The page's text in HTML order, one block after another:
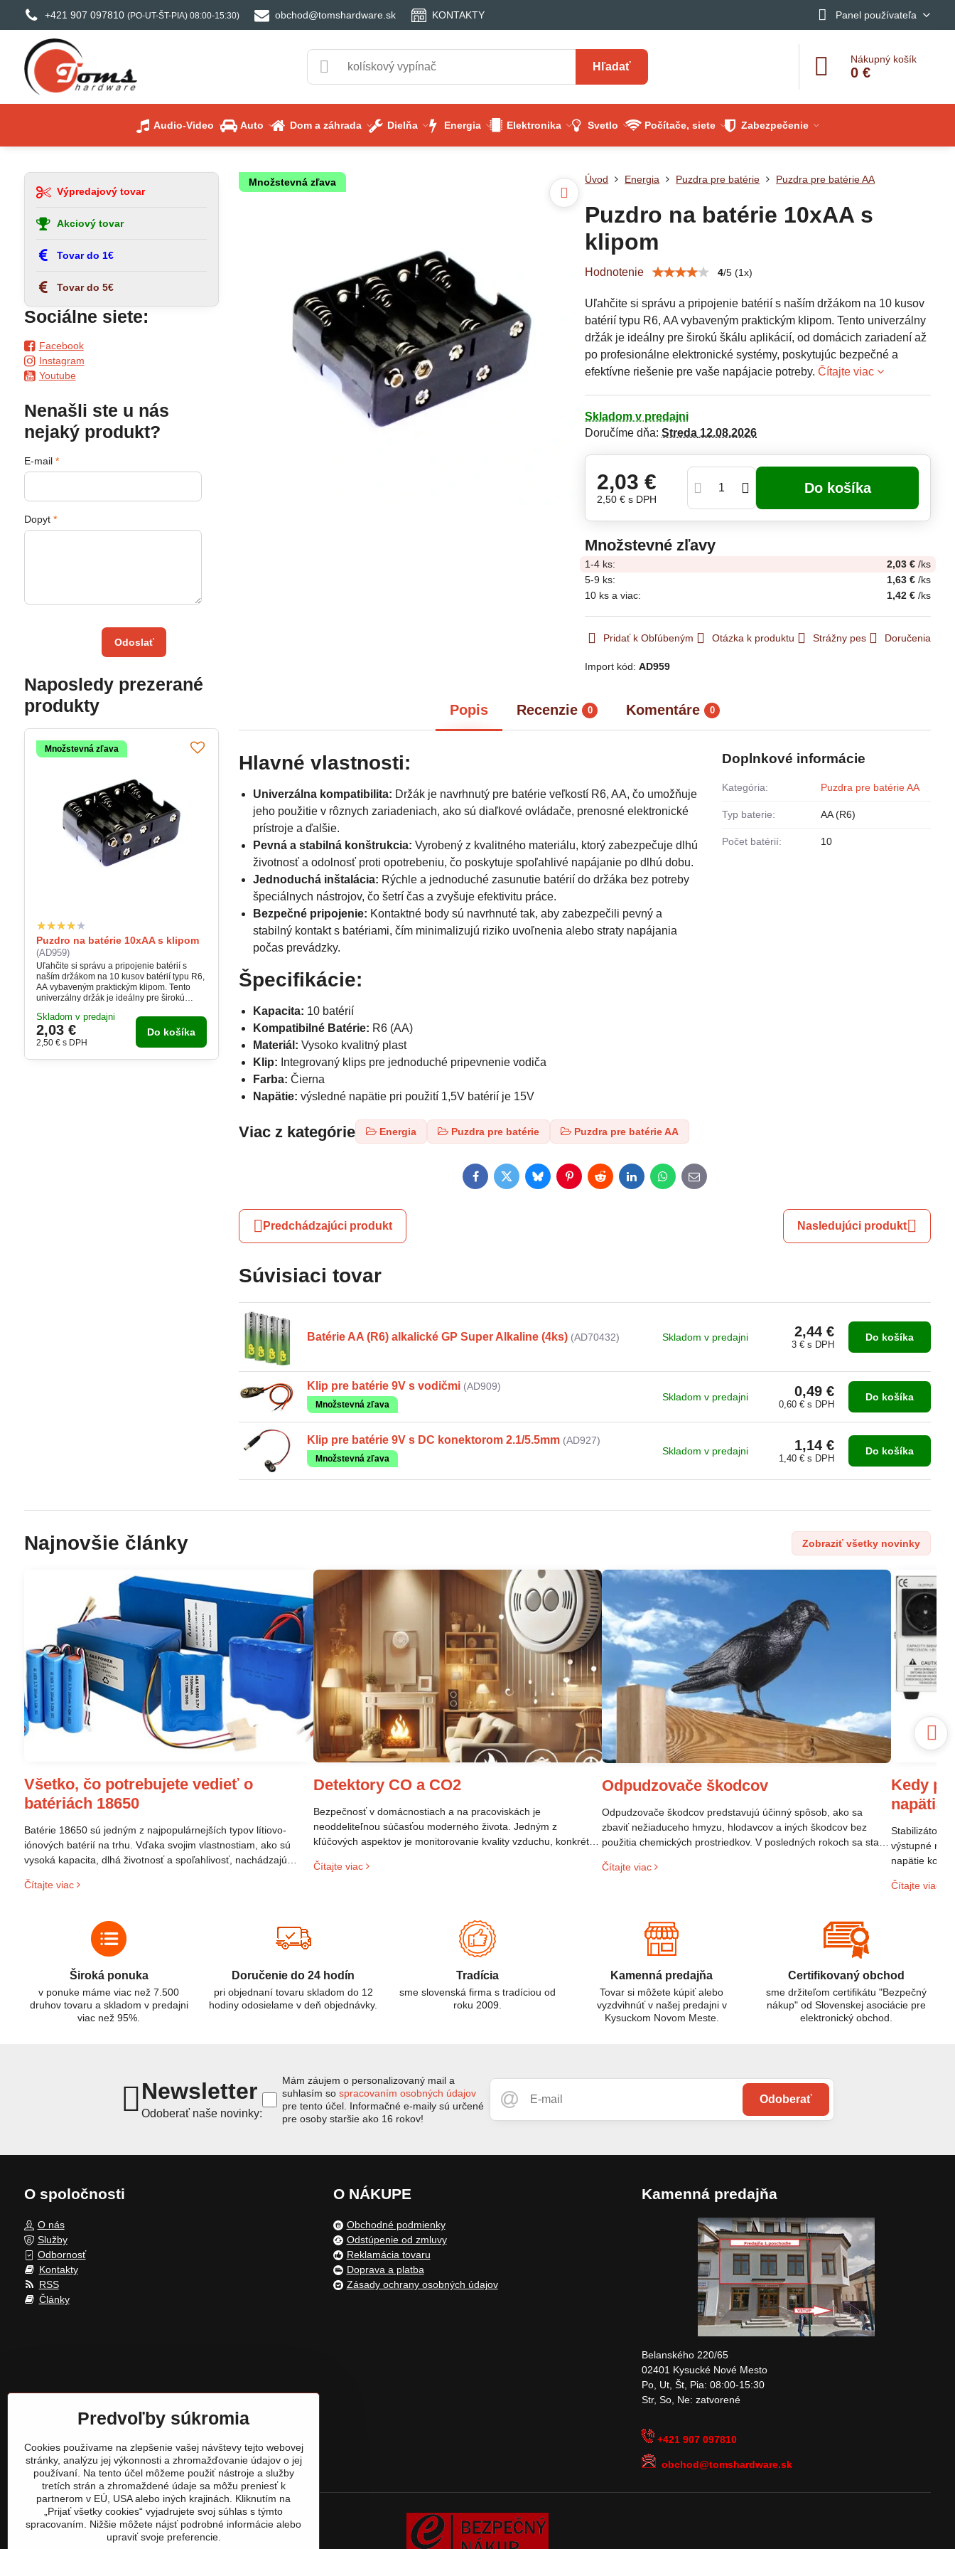
+421 907 097810 (PO-UT-ŠT-PIA) 08:00-15:30) obchod@tomshardware.sk KONTAKTY Panel používateľa
Hľadať
Nákupný košík
0 €
Audio-Video Auto Dom a záhrada Dielňa Energia Elektronika Svetlo Počítače, siete Zabezpečenie
Množstevná zľava Úvod Energia Puzdra pre batérie Puzdra pre batérie AA
Puzdro na batérie 10xAA s
klipom
Hodnotenie 4/5 (1x)
Uľahčite si správu a pripojenie batérií s naším držákom na 10 kusov
batérií typu R6, AA vybaveným praktickým klipom. Tento univerzálny
držák je ideálny pre širokú škálu aplikácií, od domácich zariadení až
po profesionálne elektronické systémy, poskytujúc bezpečné a
efektívne riešenie pre vaše napájacie potreby.Čítajte viac
Skladom v predajni
Doručíme dňa:Streda 12.08.2026
2,03 €
2,50 €s DPH
Do košíka
Množstevné zľavy
1-4 ks: 2,03 € /ks
5-9 ks: 1,63 € /ks
10 ks a viac: 1,42 € /ks
Pridať k Obľúbeným Otázka k produktu Strážny pes Doručenia
Import kód:AD959
Popis Recenzie 0 Komentáre 0
Hlavné vlastnosti:
Univerzálna kompatibilita: Držák je navrhnutý pre batérie veľkostí R6, AA, čo umožňuje
jeho použitie v rôznych zariadeniach, ako sú diaľkové ovládače, prenosné elektronické
prístroje a ďalšie.
Pevná a stabilná konštrukcia: Vyrobený z kvalitného materiálu, ktorý zabezpečuje dlhú
životnosť a odolnosť proti opotrebeniu, čo poskytuje spoľahlivé napájanie po dlhú dobu.
Jednoduchá inštalácia: Rýchle a jednoduché zasunutie batérií do držáka bez potreby
špeciálnych nástrojov, čo šetrí čas a zvyšuje efektivitu práce.
Bezpečné pripojenie: Kontaktné body sú navrhnuté tak, aby zabezpečili pevný a
stabilný kontakt s batériami, čím minimalizujú riziko uvoľnenia alebo straty napájania
počas prevádzky.
Špecifikácie:
Kapacita: 10 batérií
Kompatibilné Batérie: R6 (AA)
Materiál: Vysoko kvalitný plast
Klip: Integrovaný klips pre jednoduché pripevnenie vodiča
Farba: Čierna
Napätie: výsledné napätie pri použití 1,5V batérií je 15V
Viac z kategórie Energia Puzdra pre batérie Puzdra pre batérie AA
Doplnkové informácie
Kategória: Puzdra pre batérie AA
Typ baterie: AA (R6)
Počet batérií: 10
FacebookTwitterBlueskyPinterestRedditLinkedInWhatsApp
E-
mail
Predchádzajúci produkt Nasledujúci produkt
Súvisiaci tovar
Batérie AA (R6) alkalické GP Super Alkaline (4ks) (AD70432) Skladom v predajni 2,44 €
3 €s DPH
Do košíka
Klip pre batérie 9V s vodičmi (AD909)
Množstevná zľava
Skladom v predajni 0,49 €
0,60 €s DPH
Do košíka
Klip pre batérie 9V s DC konektorom 2.1/5.5mm (AD927)
Množstevná zľava
Skladom v predajni 1,14 €
1,40 €s DPH
Do košíka
Výpredajový tovar
Akciový tovar
Tovar do 1€
Tovar do 5€
Sociálne siete:
Facebook
Instagram
Youtube
Nenašli ste u nás
nejaký produkt?
E-mail *
Dopyt *
Odoslať
Naposledy prezerané
produkty
Množstevná zľava
Puzdro na batérie 10xAA s klipom
(AD959)
Uľahčite si správu a pripojenie batérií s
naším držákom na 10 kusov batérií typu R6,
AA vybaveným praktickým klipom. Tento
univerzálny držák je ideálny pre širokú
profesionálne elektronické systémy,
poskytujúc bezpečné a efektívne riešenie
pre vaše napájacie potreby.
Skladom v predajni
2,03 €
2,50 € s DPH
Do košíka
Najnovšie články
Všetko, čo potrebujete vedieť o
batériách 18650
Batérie 18650 sú jedným z najpopulárnejších typov lítiovo-
iónových batérií na trhu. Vďaka svojim vlastnostiam, ako sú
vysoká kapacita, dlhá životnosť a spoľahlivosť, nachádzajú
zariadení až po elektrické vozidlá. Pochopenie ich delenia,
efektívnemu a bezpečnému využitiu.
Čítajte viac
Detektory CO a CO2
Bezpečnosť v domácnostiach a na pracoviskách je
neoddeliteľnou súčasťou moderného života. Jedným z
kľúčových aspektov je monitorovanie kvality vzduchu, konkrétne
sú oxid uhoľnatý (CO) a oxid uhličitý (CO₂). Aj keď ich názvy
Čítajte viac
Odpudzovače škodcov
Odpudzovače škodcov predstavujú účinný spôsob, ako sa
zbaviť nežiaduceho hmyzu, hlodavcov a iných škodcov bez
použitia chemických prostriedkov. V posledných rokoch sa stali
prostrediu.
Čítajte viac
Kedy
napätia
Stabilizátor
výstupné
napätie
sieti. Ak
Čítajte viac
Zobraziť všetky novinky
Široká ponuka
v ponuke máme viac než 7.500
druhov tovaru a skladom v predajni
viac než 95%.
Doručenie do 24 hodín
pri objednaní tovaru skladom do 12
hodiny odosielame v deň objednávky.
Tradícia
sme slovenská firma s tradíciou od
roku 2009.
Kamenná predajňa
Tovar si môžete kúpiť alebo
vyzdvihnúť v našej predajni v
Kysuckom Novom Meste.
Certifikovaný obchod
sme držiteľom certifikátu "Bezpečný
nákup" od Slovenskej asociácie pre
elektronický obchod.
Newsletter
Odoberať naše novinky:
Odoberať
Mám záujem o personalizovaný mail a
suhlasím sospracovaním osobných údajov
pre tento účel. Informačné e-maily sú určené
pre osoby staršie ako 16 rokov!
O spoločnosti
O nás
Služby
Odbornosť
Kontakty
RSS
Články
O NÁKUPE
Obchodné podmienky
Odstúpenie od zmluvy
Reklamácia tovaru
Doprava a platba
Zásady ochrany osobných údajov
Kamenná predajňa
Belanského 220/65
02401 Kysucké Nové Mesto
Po, Ut, Št, Pia: 08:00-15:30
Str, So, Ne: zatvorené
+421 907 097810
obchod@tomshardware.sk
Predvoľby súkromia
Cookies používame na zlepšenie vašej návštevy tejto webovej
stránky, analýzu jej výkonnosti a zhromažďovanie údajov o jej
používaní. Na tento účel môžeme použiť nástroje a služby
tretích strán a zhromaždené údaje sa môžu preniesť k
partnerom v EÚ, USA alebo iných krajinách. Kliknutím na
„Prijať všetky cookies“ vyjadrujete svoj súhlas s týmto
spracovaním. Nižšie môžete nájsť podrobné informácie alebo
upraviť svoje preferencie.